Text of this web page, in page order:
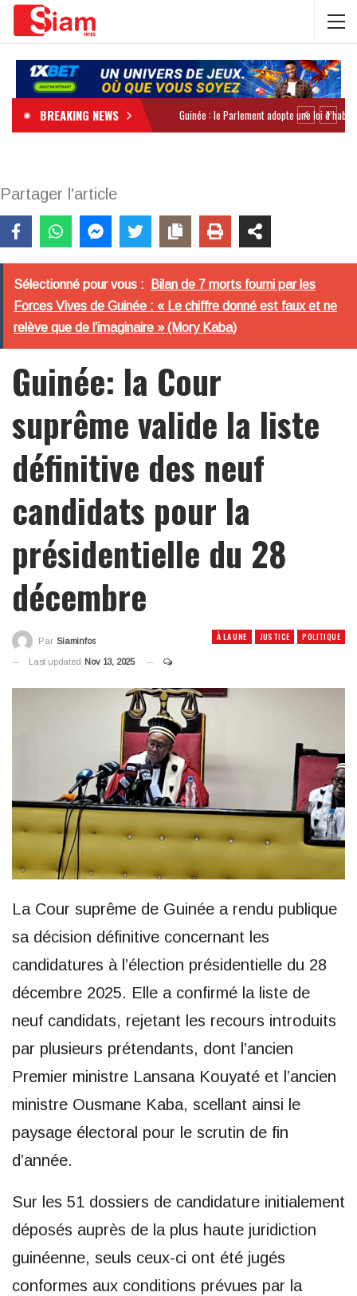
BREAKING NEWS
Partager l'article
Sélectionné pour vous :
Bilan de 7 morts fourni par les
Forces Vives de Guinée : « Le chiffre donné est faux et ne
relève que de l’imaginaire » (Mory Kaba)
Guinée: la Cour
suprême valide la liste
définitive des neuf
candidats pour la
présidentielle du 28
décembre
À LA UNE JUSTICE POLITIQUE
Par Siaminfos
Last updated Nov 13, 2025
La Cour suprême de Guinée a rendu publique
sa décision définitive concernant les
candidatures à l’élection présidentielle du 28
décembre 2025. Elle a confirmé la liste de
neuf candidats, rejetant les recours introduits
par plusieurs prétendants, dont l’ancien
Premier ministre Lansana Kouyaté et l’ancien
ministre Ousmane Kaba, scellant ainsi le
paysage électoral pour le scrutin de fin
d’année.
Sur les 51 dossiers de candidature initialement
déposés auprès de la plus haute juridiction
guinéenne, seuls ceux-ci ont été jugés
conformes aux conditions prévues par la